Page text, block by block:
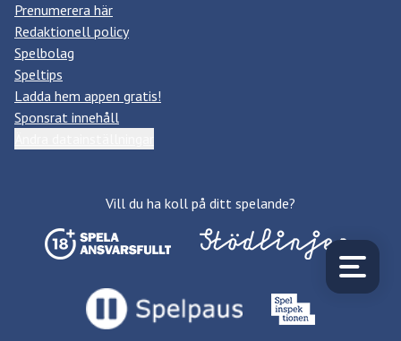
Prenumerera här
Redaktionell policy
Spelbolag
Speltips
Ladda hem appen gratis!
Sponsrat innehåll
Vill du ha koll på ditt spelande?